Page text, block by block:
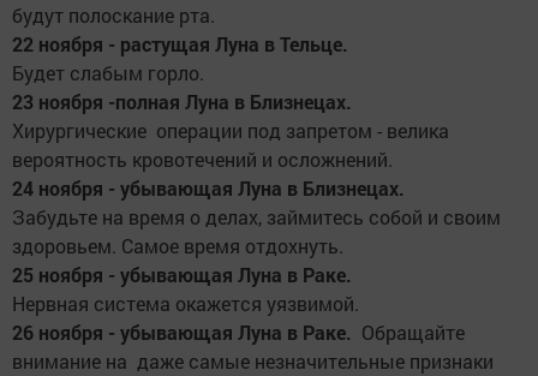
будут полоскание рта.
22 ноября - растущая Луна в Тельце.
Будет слабым горло.
23 ноября -полная Луна в Близнецах.
Хирургические операции под запретом - велика
вероятность кровотечений и осложнений.
24 ноября - убывающая Луна в Близнецах.
Забудьте на время о делах, займитесь собой и своим
здоровьем. Самое время отдохнуть.
25 ноября - убывающая Луна в Раке.
Нервная система окажется уязвимой.
26 ноября - убывающая Луна в Раке. Обращайте
внимание на даже самые незначительные признаки